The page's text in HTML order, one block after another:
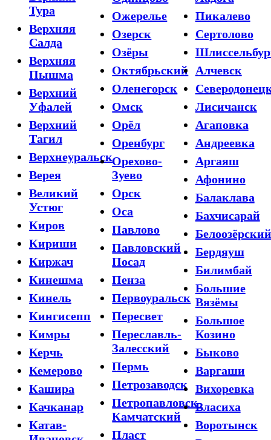
Тура
Верхняя
Салда
Верхняя
Пышма
Верхний
Уфалей
Верхний
Тагил
Верхнеуральск
Верея
Великий
Устюг
Киров
Кириши
Киржач
Кинешма
Кинель
Кингисепп
Кимры
Керчь
Кемерово
Кашира
Качканар
Катав-
Ожерелье
Озерск
Озёры
Октябрьский
Оленегорск
Омск
Орёл
Оренбург
Орехово-
Зуево
Орск
Оса
Павлово
Павловский
Посад
Пенза
Первоуральск
Пересвет
Переславль-
Залесский
Пермь
Петрозаводск
Петропавловск-
Камчатский
Пласт
Пикалево
Сертолово
Алчевск
Лисичанск
Агаповка
Андреевка
Аргаяш
Афонино
Балаклава
Бахчисарай
Белоозёрский
Бердяуш
Билимбай
Большие
Вязёмы
Большое
Козино
Быково
Варгаши
Вихоревка
Власиха
Воротынск